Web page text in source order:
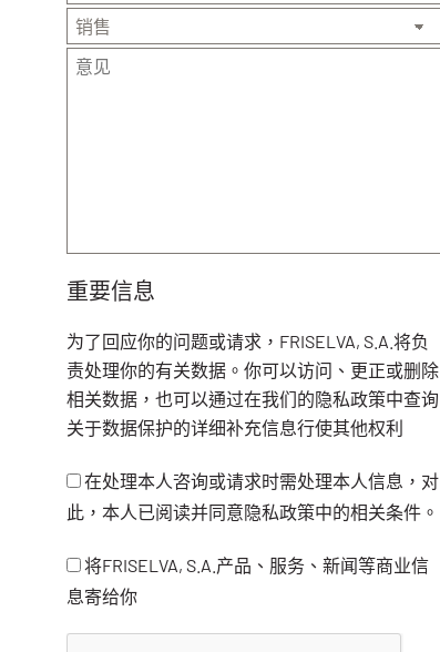
重要信息
为了回应你的问题或请求，FRISELVA, S.A.将负
责处理你的有关数据。你可以访问、更正或删除
相关数据，也可以通过在我们的隐私政策中查询
关于数据保护的详细补充信息行使其他权利
在处理本人咨询或请求时需处理本人信息，对
此，本人已阅读并同意隐私政策中的相关条件。
将FRISELVA, S.A.产品、服务、新闻等商业信
息寄给你